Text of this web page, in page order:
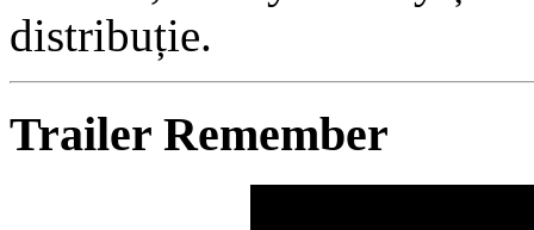
distribuție.
Trailer Remember